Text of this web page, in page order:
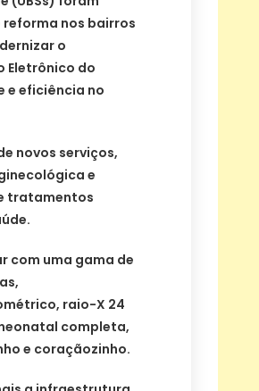
nos bairros
o
Eletrônico do
e eficiência no
novos serviços,
e
tratamentos
com uma gama de
raio-X 24
completa,
e coraçãozinho.